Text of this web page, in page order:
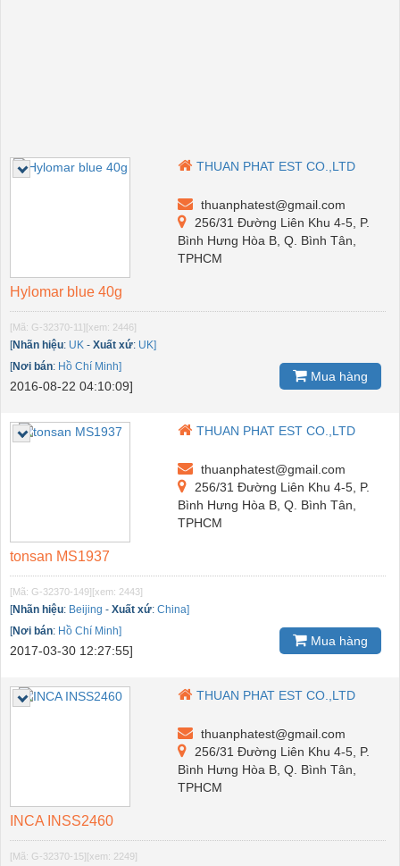
THUAN PHAT EST CO.,LTD
thuanphatest@gmail.com
256/31 Đường Liên Khu 4-5, P.
Bình Hưng Hòa B, Q. Bình Tân,
TPHCM
Hylomar blue 40g
[Mã: G-32370-11][xem: 2446]
[Nhãn hiệu: UK - Xuất xứ: UK]
[Nơi bán: Hồ Chí Minh]
2016-08-22 04:10:09]
Mua hàng
THUAN PHAT EST CO.,LTD
thuanphatest@gmail.com
256/31 Đường Liên Khu 4-5, P.
Bình Hưng Hòa B, Q. Bình Tân,
TPHCM
tonsan MS1937
[Mã: G-32370-149][xem: 2443]
[Nhãn hiệu: Beijing - Xuất xứ: China]
[Nơi bán: Hồ Chí Minh]
2017-03-30 12:27:55]
Mua hàng
THUAN PHAT EST CO.,LTD
thuanphatest@gmail.com
256/31 Đường Liên Khu 4-5, P.
Bình Hưng Hòa B, Q. Bình Tân,
TPHCM
INCA INSS2460
[Mã: G-32370-15][xem: 2249]